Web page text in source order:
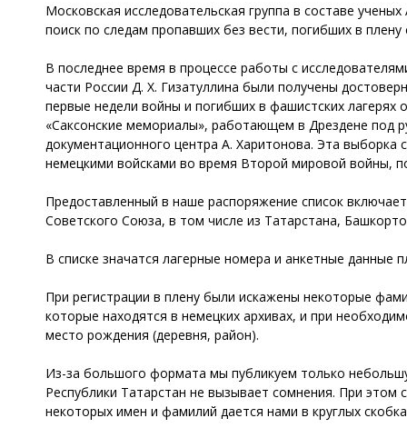
Московская исследовательская группа в составе
поиск по следам пропавших без вести, погибших в
В последнее время в процессе работы с
части России Д. Х. Гизатуллина были получены
первые недели войны и погибших в фашистских
«Саксонские мемориалы», работающем в Дрездене под
документационного центра А. Харитонова. Эта выборка
немецкими войсками во время Второй мировой войны,
Предоставленный в наше распоряжение список
Советского Союза, в том числе из Татарстана,
В списке значатся лагерные номера и анкетные
При регистрации в плену были искажены некоторые
которые находятся в немецких архивах, и при
место рождения (деревня, район).
Из-за большого формата мы публикуем только
Республики Татарстан не вызывает сомнения. При этом
некоторых имен и фамилий дается нами в круглых